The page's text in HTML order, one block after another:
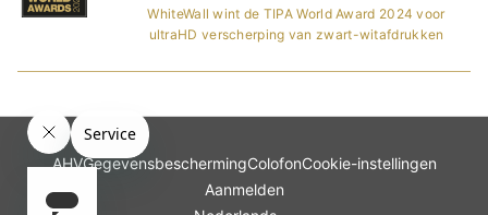
WhiteWall wint de TIPA World Award 2024 voor
ultraHD verscherping van zwart-witafdrukken
AHVGegevensbeschermingColofonCookie-instellingen
Aanmelden